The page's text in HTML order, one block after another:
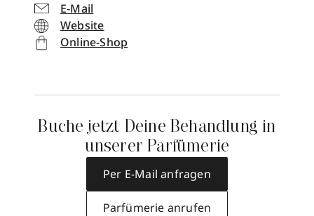
E-Mail
Website
Online-Shop
Buche jetzt Deine Behandlung in
unserer Parfümerie
Per E-Mail anfragen
Parfümerie anrufen